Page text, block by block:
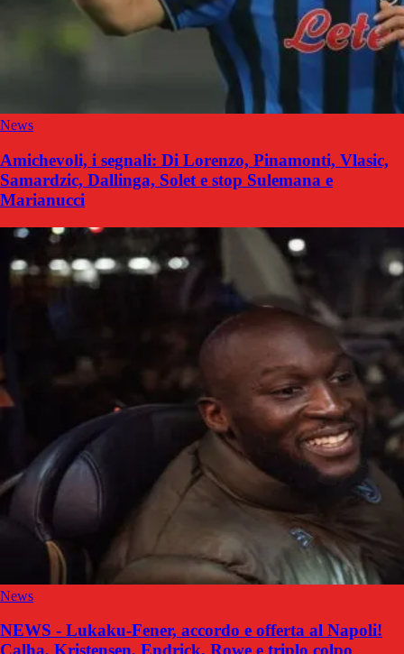
News
Amichevoli, i segnali: Di Lorenzo, Pinamonti, Vlasic,
Samardzic, Dallinga, Solet e stop Sulemana e
Marianucci
News
NEWS - Lukaku-Fener, accordo e offerta al Napoli!